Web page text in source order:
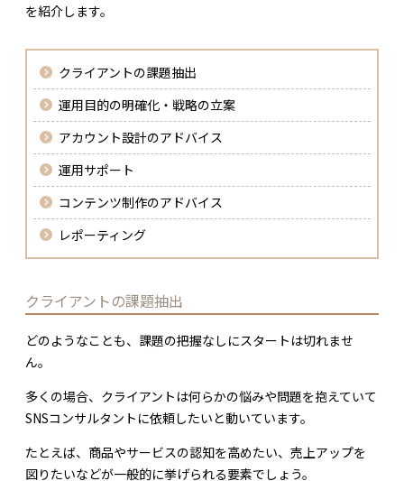
を紹介します。
クライアントの課題抽出
運用目的の明確化・戦略の立案
アカウント設計のアドバイス
運用サポート
コンテンツ制作のアドバイス
レポーティング
クライアントの課題抽出
どのようなことも、課題の把握なしにスタートは切れませ
ん。
多くの場合、クライアントは何らかの悩みや問題を抱えていて
SNSコンサルタントに依頼したいと動いています。
たとえば、商品やサービスの認知を高めたい、売上アップを
図りたいなどが一般的に挙げられる要素でしょう。